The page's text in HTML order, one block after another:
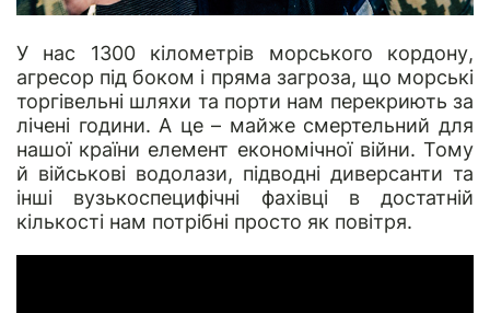
У нас 1300 кілометрів морського кордону,
агресор під боком і пряма загроза, що морські
торгівельні шляхи та порти нам перекриють за
лічені години. А це – майже смертельний для
нашої країни елемент економічної війни. Тому
й військові водолази, підводні диверсанти та
інші вузькоспецифічні фахівці в достатній
кількості нам потрібні просто як повітря.